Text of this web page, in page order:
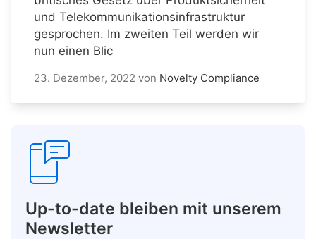
und Telekommunikationsinfrastruktur
gesprochen. Im zweiten Teil werden wir
nun einen Blic
23. Dezember, 2022 von Novelty Compliance
Up-to-date bleiben mit unserem
Newsletter